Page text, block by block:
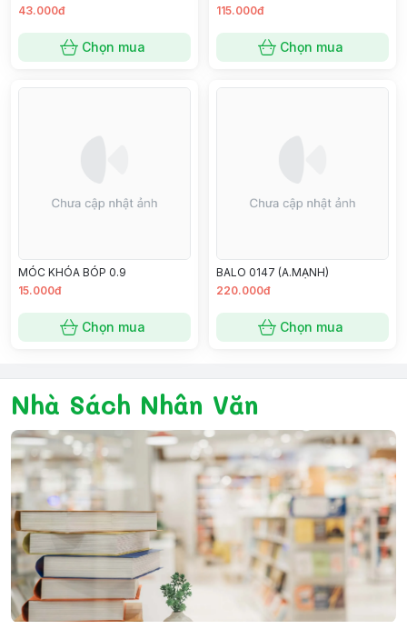
43.000đ
Chọn mua
115.000đ
Chọn mua
MÓC KHÓA BÓP 0.9
15.000đ
Chọn mua
BALO 0147 (A.MẠNH)
220.000đ
Chọn mua
Nhà Sách Nhân Văn